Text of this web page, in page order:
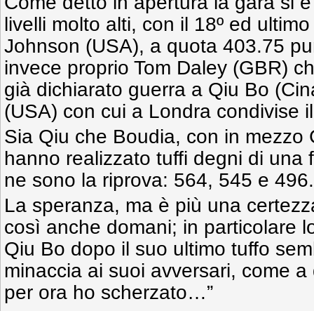
livelli molto alti, con il 18º ed
Johnson (USA), a quota 403.75
invece proprio Tom Daley (GBR)
già dichiarato guerra a Qiu Bo
(USA) con cui a Londra condivise
Sia Qiu che Boudia, con in mezzo
hanno realizzato tuffi degni di una
ne sono la riprova: 564, 545 e 496.
La speranza, ma è più una
così anche domani; in particolare
Qiu Bo dopo il suo ultimo tuffo
minaccia ai suoi avversari, come
per ora ho scherzato…”